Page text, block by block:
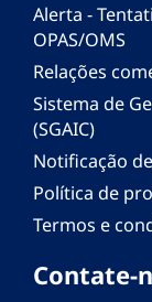
Alerta -
OPAS/OMS
Relações
Sistema de
(SGAIC)
Notificação
Política de
Termos e
Contate-